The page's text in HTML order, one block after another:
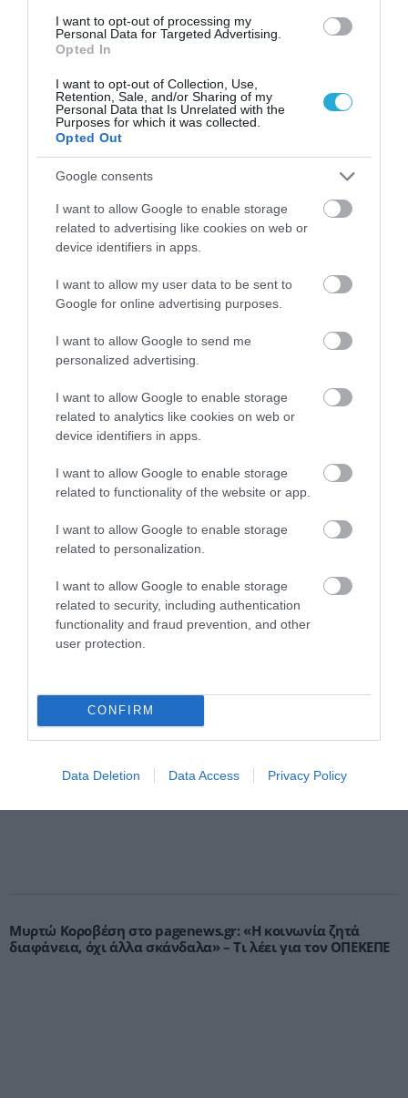
I want to opt-out of processing my
Personal Data for Targeted Advertising.
Opted In
I want to opt-out of Collection, Use,
Retention, Sale, and/or Sharing of my
Personal Data that Is Unrelated with the
Purposes for which it was collected.
Opted Out
Google consents
I want to allow Google to enable storage
related to advertising like cookies on web or
device identifiers in apps.
I want to allow my user data to be sent to
Google for online advertising purposes.
I want to allow Google to send me
personalized advertising.
I want to allow Google to enable storage
related to analytics like cookies on web or
device identifiers in apps.
I want to allow Google to enable storage
related to functionality of the website or app.
I want to allow Google to enable storage
related to personalization.
I want to allow Google to enable storage
related to security, including authentication
functionality and fraud prevention, and other
user protection.
CONFIRM
Data Deletion Data Access Privacy Policy
Πολάκης κατά κυβέρνησης για τις φωτιές:
«Εγκληματικές παραλείψεις και πολιτικές
ΑΦΡΟΔΙΤΗ ΠΑΝΟΥ
06.08.2026 | 19:24
ΠΑΣΟΚ για ΟΣΔΕ: “Η κυβέρνηση επιχειρεί
να μετατρέψει ένα πρωτοφανές φιάσκο
σε πρωθυπουργική φιέστα”
06.08.2026 | 18:51
Νέο κύμα αποχωρήσεων από το κόμμα
αλήθειες»,βαριές αιχμές για“κλειστά
κέντρα”
ΑΦΡΟΔΙΤΗ ΠΑΝΟΥ
06.08.2026 | 17:14
PODCASTS
πυροσβέστες όταν τους λέει ήρωες–όχι όταν ζητούν
στήριξη»
Γ.Βρεττάκος στο pagenews.gr: «Το ΠΑΣΟΚ μπλοκάρει τη
Συνταγματική Αναθεώρηση και φορτώνει ευθύνες στη
χώρα»
Μυρτώ Κοροβέση στο pagenews.gr: «Η κοινωνία ζητά
διαφάνεια, όχι άλλα σκάνδαλα» – Τι λέει για τον ΟΠΕΚΕΠΕ